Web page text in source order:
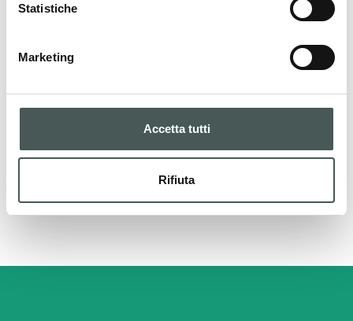
Statistiche
Marketing
Accetta tutti
Rifiuta
I nostri prodotti
esigenza sportiva. Progettati e certificati con
prestazioni eccellenti.
PRODOTTI